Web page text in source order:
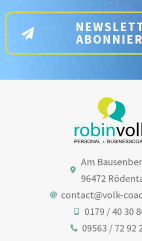
Am
96472
contact@volk-
0179 / 40 30
09563 / 72 92